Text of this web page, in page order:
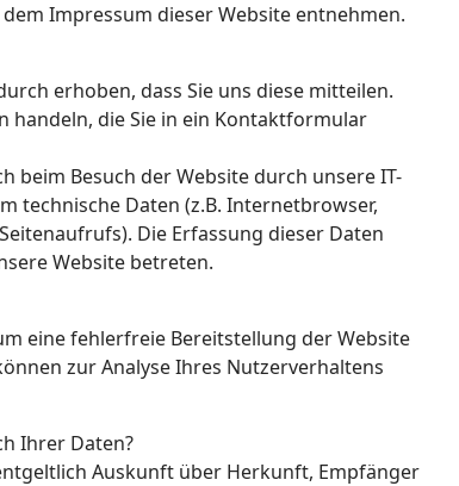
Impressum dieser Website entnehmen.
erhoben, dass Sie uns diese mitteilen.
handeln, die Sie in ein Kontaktformular
beim Besuch der Website durch unsere IT-
technische Daten (z.B. Internetbrowser,
Die Erfassung dieser Daten
Website betreten.
eine fehlerfreie Bereitstellung der Website
zur Analyse Ihres Nutzerverhaltens
Ihrer Daten?
Auskunft über Herkunft, Empfänger